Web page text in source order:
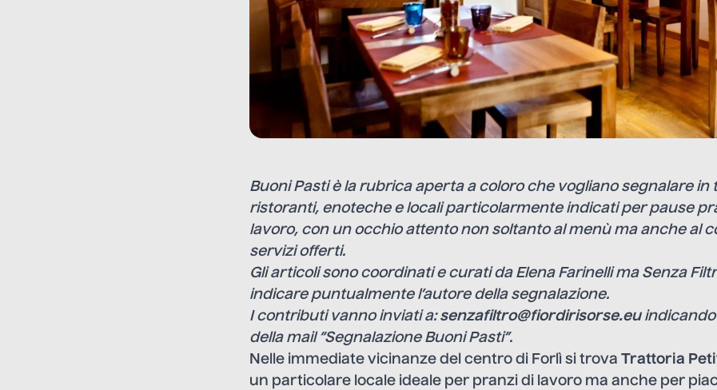
Buoni Pastiè la rubrica aperta a coloro che vogliano segnalare in
ristoranti, enoteche e locali particolarmente indicati per pause
lavoro, con un occhio attento non soltanto al menù ma anche al
servizi offerti.
Gli articoli sono coordinati e curati da Elena Farinelli ma Senza
indicare puntualmente l’autore della segnalazione.
I contributi vanno inviati a:senzafiltro@fiordirisorse.eu indicando
della mail “Segnalazione Buoni Pasti”.
Nelle immediate vicinanze del centro di Forlì si trova Trattoria
un particolare locale ideale per pranzi di lavoro ma anche per